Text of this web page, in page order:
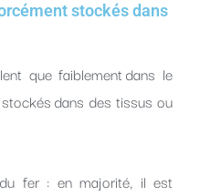
stockés dans
que faiblement dans le
dans des tissus ou
fer : en majorité, il est